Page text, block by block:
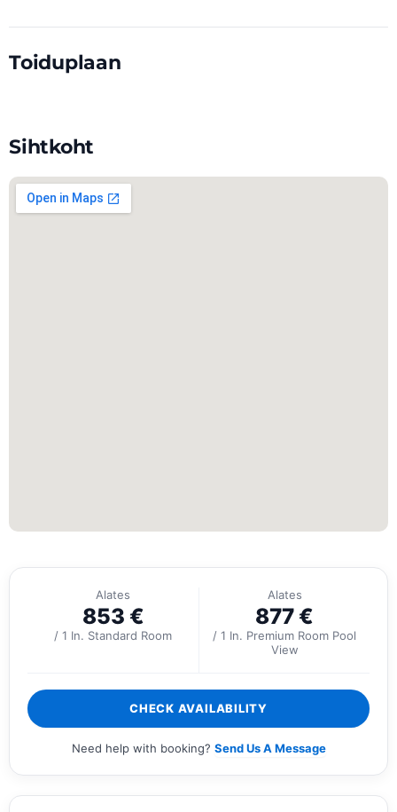
Toiduplaan
Sihtkoht
Alates
853 €
/ 1 In. Standard Room
Alates
877 €
/ 1 In. Premium Room Pool
View
CHECK AVAILABILITY
Need help with booking? Send Us A Message